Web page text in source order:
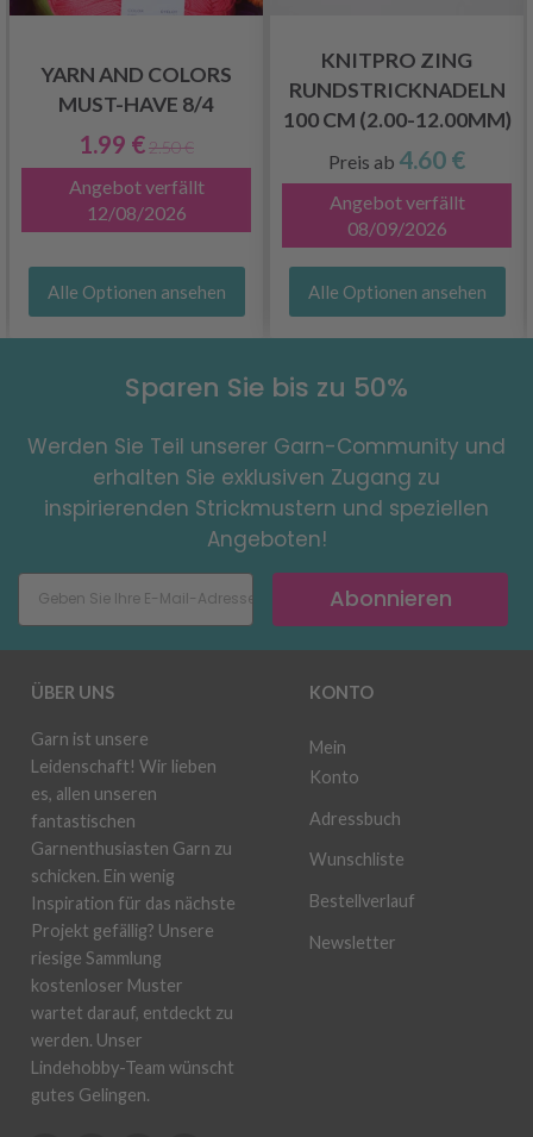
YARN AND COLORS
MUST-HAVE 8/4
1.99 €2.50 €
Angebot verfällt
12/08/2026
Alle Optionen ansehen
KNITPRO ZING
RUNDSTRICKNADELN
100 CM (2.00-12.00MM)
Preis ab 4.60 €
Angebot verfällt
08/09/2026
Alle Optionen ansehen
Sparen Sie bis zu 50%
Werden Sie Teil unserer Garn-Community und
erhalten Sie exklusiven Zugang zu
inspirierenden Strickmustern und speziellen
Angeboten!
Abonnieren
ÜBER UNS
Garn ist unsere
Leidenschaft! Wir lieben
es, allen unseren
fantastischen
Garnenthusiasten Garn zu
schicken. Ein wenig
Inspiration für das nächste
Projekt gefällig? Unsere
riesige Sammlung
kostenloser Muster
wartet darauf, entdeckt zu
werden. Unser
Lindehobby-Team wünscht
gutes Gelingen.
KONTO
Mein
Konto
Adressbuch
Wunschliste
Bestellverlauf
Newsletter